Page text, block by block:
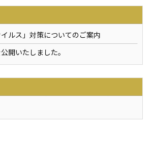
イルス」対策についてのご案内
開いたしました。